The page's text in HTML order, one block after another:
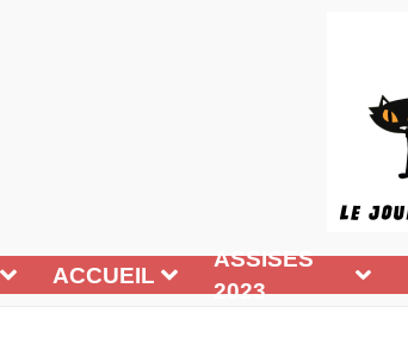
ACCUEIL
ASSISES
2023